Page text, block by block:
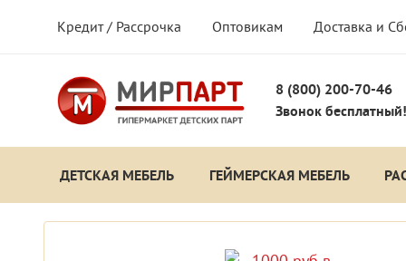
Кредит / Рассрочка Оптовикам Доставка и
8 (800) 200-70-46
Звонок бесплатный!
ДЕТСКАЯ МЕБЕЛЬ ГЕЙМЕРСКАЯ МЕБЕЛЬ